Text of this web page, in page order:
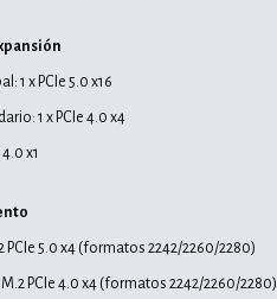
1 x PCIe 5.0 x16
1 x PCIe 4.0 x4
4.0 x1
PCIe 5.0 x4 (formatos 2242/2260/2280)
M.2 PCIe 4.0 x4 (formatos 2242/2260/2280)